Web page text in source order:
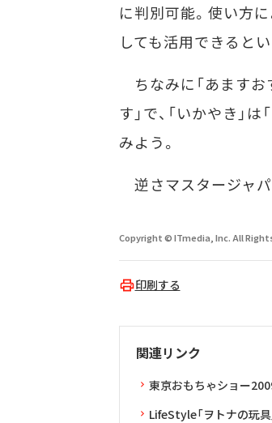
に判別可能。使い方
しても活用できるとい
ちなみに「あますお
す」で、「いかやき」
みよう。
逆さマスタージャ
Copyright © ITmedia, Inc. All
印刷する
関連リンク
東京おもちゃショー
LifeStyle「ヲトナの玩具